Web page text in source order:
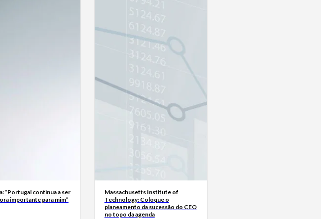
“Portugal continua a ser
importante para mim”
Massachusetts Institute of
Technology: Coloque o
planeamento da sucessão do CEO
no topo da agenda